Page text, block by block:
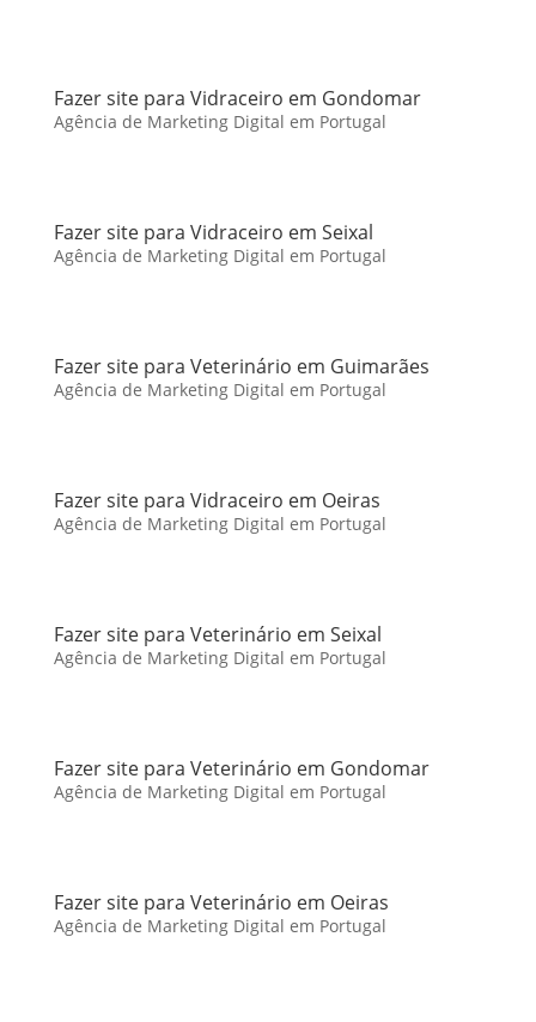
Fazer site para Vidraceiro em Gondomar
Agência de Marketing Digital em Portugal
Fazer site para Vidraceiro em Seixal
Agência de Marketing Digital em Portugal
Fazer site para Veterinário em Guimarães
Agência de Marketing Digital em Portugal
Fazer site para Vidraceiro em Oeiras
Agência de Marketing Digital em Portugal
Fazer site para Veterinário em Seixal
Agência de Marketing Digital em Portugal
Fazer site para Veterinário em Gondomar
Agência de Marketing Digital em Portugal
Fazer site para Veterinário em Oeiras
Agência de Marketing Digital em Portugal